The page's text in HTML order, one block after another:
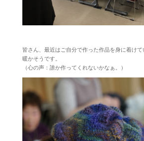
皆さん、最近はご自分で作った作品を身に着けて
暖かそうです。
（心の声：誰か作ってくれないかなぁ。）